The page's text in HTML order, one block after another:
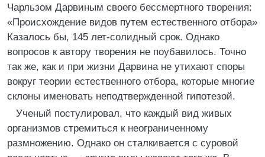
Чарльзом Дарвиным своего бессмертного творения:
«Происхождение видов путем естественного отбора»
Казалось бы, 145 лет-солидный срок. Однако
вопросов к автору творения не поубавилось. Точно
так же, как и при жизни Дарвина не утихают споры
вокруг теории естественного отбора, которые многие
склоны именовать неподтвержденной гипотезой.
Ученый постулировал, что каждый вид живых
организмов стремиться к неограниченному
размножению. Однако он сталкивается с суровой